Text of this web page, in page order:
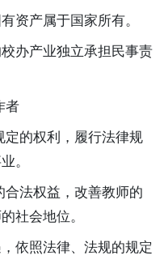
资产属于国家所有。
办产业独立承担民事责
者
定的权利，履行法律规
。
法权益，改善教师的
社会地位。
依照法律、法规的规定